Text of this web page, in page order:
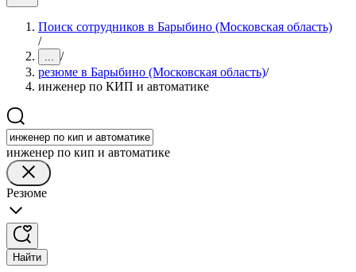
Поиск сотрудников в Барыбино (Московская область)
/
... /
резюме в Барыбино (Московская область)/
инженер по КИП и автоматике
инженер по кип и автоматике
Резюме
Найти